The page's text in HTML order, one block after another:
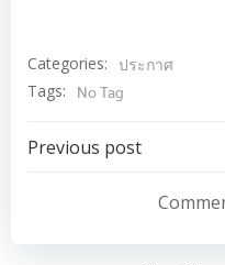
Categories: ประกาศ
Tags:
No Tag
Post
Previous post